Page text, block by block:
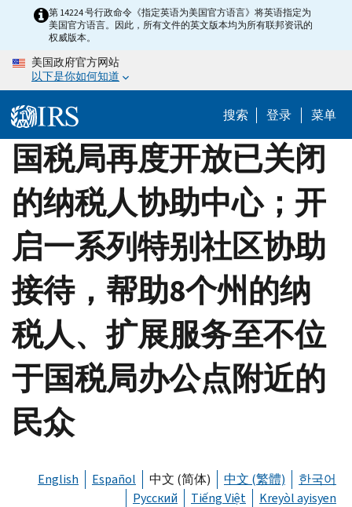
content
第 14224 号行政命令《指定英语为美国官方语言》将英语指定为
美国官方语言。因此，所有文件的英文版本均为所有联邦资讯的
权威版本。
美国政府官方网站
以下是你如何知道
搜索 登录 菜单
国税局再度开放已关闭
的纳税人协助中心；开
启一系列特别社区协助
接待，帮助8个州的纳
税人、扩展服务至不位
于国税局办公点附近的
民众
English Español 中文 (简体) 中文 (繁體)
한국어
Русский
Tiếng Việt Kreyòl ayisyen